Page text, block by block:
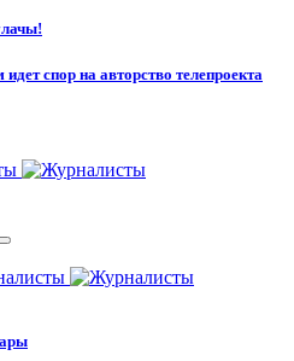
спор на авторство телепроекта